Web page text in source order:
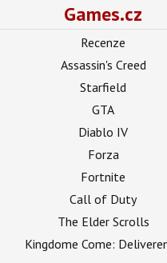
Games.cz
Recenze
Assassin's Creed
Starfield
GTA
Diablo IV
Forza
Fortnite
Call of Duty
The Elder Scrolls
Kingdome Come: